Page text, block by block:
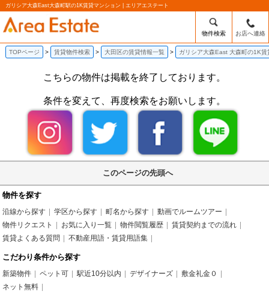
ガリシア大森East大森町駅の1K賃貸マンション | エリアエステート
物件検索 お店へ連絡
TOPページ 賃貸物件検索 大田区の賃貸情報一覧 ガリシア大森East 大森町の1K賃
こちらの物件は掲載を終了しております。
条件を変えて、再度検索をお願いします。
このページの先頭へ
物件を探す
沿線から探す 学区から探す 町名から探す
動画でルームツアー
物件リクエスト
お気に入り一覧 物件閲覧履歴
賃貸契約までの流れ
賃貸よくある質問
不動産用語・賃貸用語集
こだわり条件から探す
新築物件 ペット可 駅近10分以内 デザイナーズ
敷金礼金０
ネット無料